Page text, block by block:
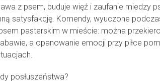
z psem, buduje więź i zaufanie miedzy
satysfakcję. Komendy, wyuczone
pasterskim w mieście: można
a opanowanie emocji przy piłce
posłuszeństwa?